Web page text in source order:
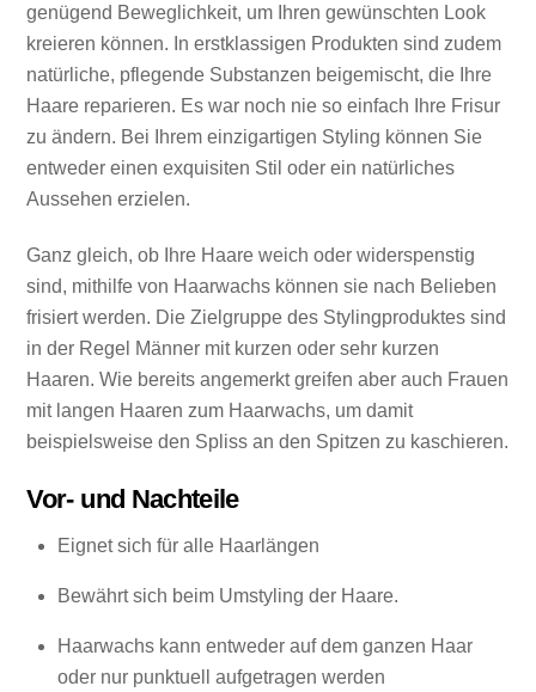
genügend Beweglichkeit, um Ihren gewünschten Look
kreieren können. In erstklassigen Produkten sind zudem
natürliche, pflegende Substanzen beigemischt, die Ihre
Haare reparieren. Es war noch nie so einfach Ihre Frisur
zu ändern. Bei Ihrem einzigartigen Styling können Sie
entweder einen exquisiten Stil oder ein natürliches
Aussehen erzielen.
Ganz gleich, ob Ihre Haare weich oder widerspenstig
sind, mithilfe von Haarwachs können sie nach Belieben
frisiert werden. Die Zielgruppe des Stylingproduktes sind
in der Regel Männer mit kurzen oder sehr kurzen
Haaren. Wie bereits angemerkt greifen aber auch Frauen
mit langen Haaren zum Haarwachs, um damit
beispielsweise den Spliss an den Spitzen zu kaschieren.
Vor- und Nachteile
Eignet sich für alle Haarlängen
Bewährt sich beim Umstyling der Haare.
Haarwachs kann entweder auf dem ganzen Haar
oder nur punktuell aufgetragen werden